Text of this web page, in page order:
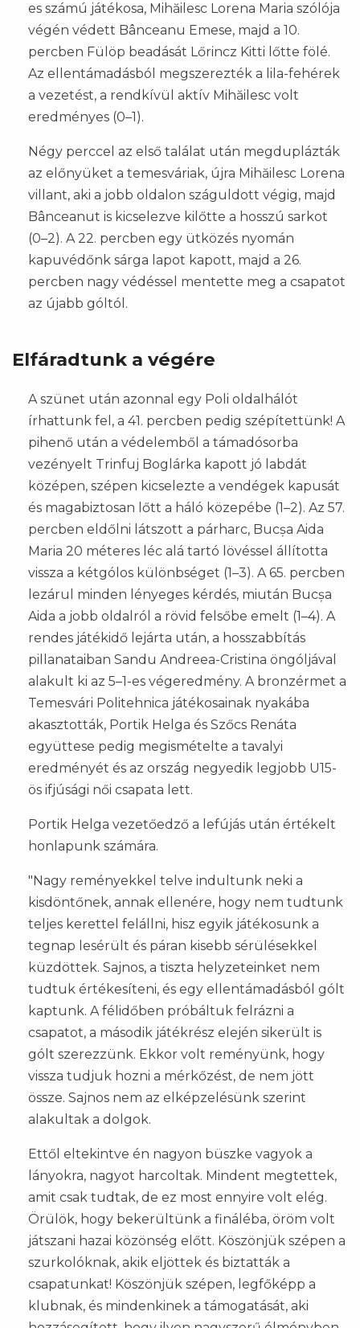
es számú játékosa, Mihăilesc Lorena Maria szólója
végén védett Bânceanu Emese, majd a 10.
percben Fülöp beadását Lőrincz Kitti lőtte fölé.
Az ellentámadásból megszerezték a lila-fehérek
a vezetést, a rendkívül aktív Mihăilesc volt
eredményes (0–1).
Négy perccel az első találat után megduplázták
az előnyüket a temesváriak, újra Mihăilesc Lorena
villant, aki a jobb oldalon száguldott végig, majd
Bânceanut is kicselezve kilőtte a hosszú sarkot
(0–2). A 22. percben egy ütközés nyomán
kapuvédőnk sárga lapot kapott, majd a 26.
percben nagy védéssel mentette meg a csapatot
az újabb góltól.
Elfáradtunk a végére
A szünet után azonnal egy Poli oldalhálót
írhattunk fel, a 41. percben pedig szépítettünk! A
pihenő után a védelemből a támadósorba
vezényelt Trinfuj Boglárka kapott jó labdát
középen, szépen kicselezte a vendégek kapusát
és magabiztosan lőtt a háló közepébe (1–2). Az 57.
percben eldőlni látszott a párharc, Bucșa Aida
Maria 20 méteres léc alá tartó lövéssel állította
vissza a kétgólos különbséget (1–3). A 65. percben
lezárul minden lényeges kérdés, miután Bucșa
Aida a jobb oldalról a rövid felsőbe emelt (1–4). A
rendes játékidő lejárta után, a hosszabbítás
pillanataiban Sandu Andreea-Cristina öngóljával
alakult ki az 5–1-es végeredmény. A bronzérmet a
Temesvári Politehnica játékosainak nyakába
akasztották, Portik Helga és Szőcs Renáta
együttese pedig megismételte a tavalyi
eredményét és az ország negyedik legjobb U15-
ös ifjúsági női csapata lett.
Portik Helga vezetőedző a lefújás után értékelt
honlapunk számára.
"Nagy reményekkel telve indultunk neki a
kisdöntőnek, annak ellenére, hogy nem tudtunk
teljes kerettel felállni, hisz egyik játékosunk a
tegnap lesérült és páran kisebb sérülésekkel
küzdöttek. Sajnos, a tiszta helyzeteinket nem
tudtuk értékesíteni, és egy ellentámadásból gólt
kaptunk. A félidőben próbáltuk felrázni a
csapatot, a második játékrész elején sikerült is
gólt szerezzünk. Ekkor volt reményünk, hogy
vissza tudjuk hozni a mérkőzést, de nem jött
össze. Sajnos nem az elképzelésünk szerint
alakultak a dolgok.
Ettől eltekintve én nagyon büszke vagyok a
lányokra, nagyot harcoltak. Mindent megtettek,
amit csak tudtak, de ez most ennyire volt elég.
Örülök, hogy bekerültünk a fináléba, öröm volt
játszani hazai közönség előtt. Köszönjük szépen a
szurkolóknak, akik eljöttek és biztatták a
csapatunkat! Köszönjük szépen, legfőképp a
klubnak, és mindenkinek a támogatását, aki